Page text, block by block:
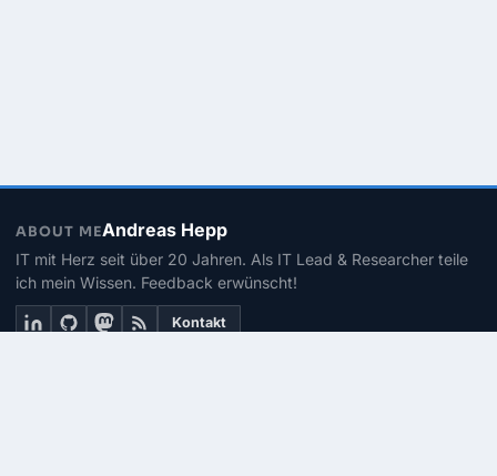
ABOUT MEAndreas Hepp
IT mit Herz seit über 20 Jahren. Als IT Lead & Researcher teile
ich mein Wissen. Feedback erwünscht!
Kontakt